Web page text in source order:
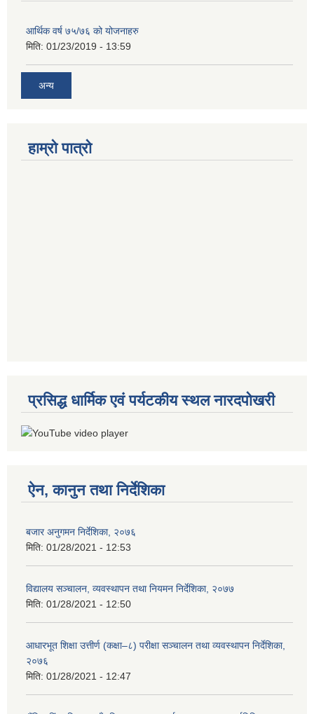
आर्थिक वर्ष ७५/७६ को योजनाहरु
मिति: 01/23/2019 - 13:59
अन्य
हाम्रो पात्रो
प्रसिद्ध धार्मिक एवं पर्यटकीय स्थल नारदपोखरी
ऐन, कानुन तथा निर्देशिका
बजार अनुगमन निर्देशिका, २०७६
मिति: 01/28/2021 - 12:53
विद्यालय सञ्चालन, व्यवस्थापन तथा नियमन निर्देशिका, २०७७
मिति: 01/28/2021 - 12:50
आधारभूत शिक्षा उत्तीर्ण (कक्षा–८) परीक्षा सञ्चालन तथा व्यवस्थापन निर्देशिका,
२०७६
मिति: 01/28/2021 - 12:47